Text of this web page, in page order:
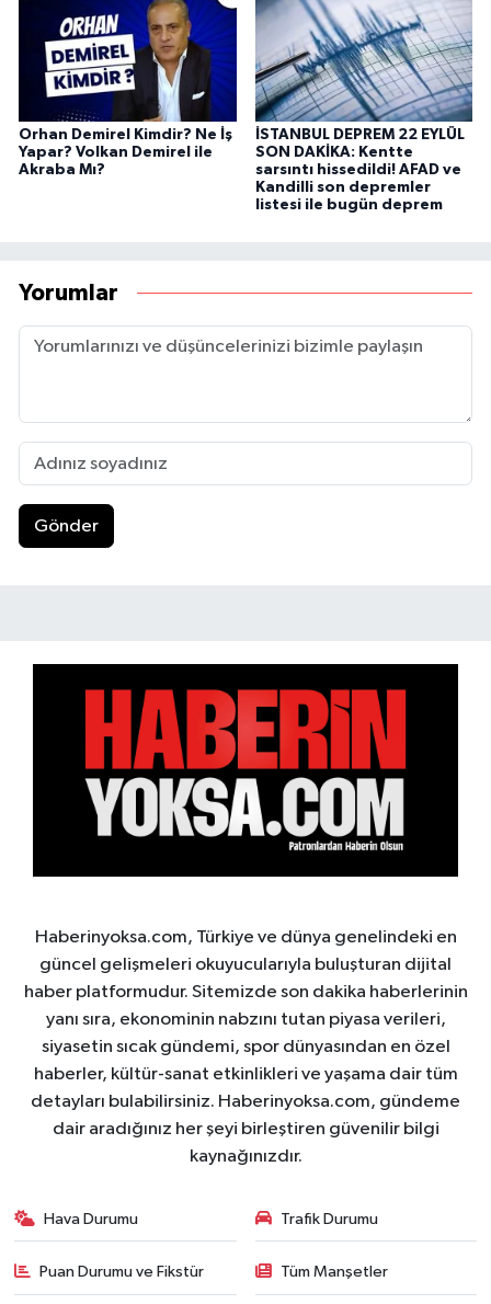
Orhan Demirel Kimdir? Ne İş
Yapar? Volkan Demirel ile
Akraba Mı?
İSTANBUL DEPREM 22 EYLÜL
SON DAKİKA: Kentte
sarsıntı hissedildi! AFAD ve
Kandilli son depremler
listesi ile bugün deprem
Yorumlar
Gönder
Haberinyoksa.com, Türkiye ve dünya genelindeki en
güncel gelişmeleri okuyucularıyla buluşturan dijital
haber platformudur. Sitemizde son dakika haberlerinin
yanı sıra, ekonominin nabzını tutan piyasa verileri,
siyasetin sıcak gündemi, spor dünyasından en özel
haberler, kültür-sanat etkinlikleri ve yaşama dair tüm
detayları bulabilirsiniz. Haberinyoksa.com, gündeme
dair aradığınız her şeyi birleştiren güvenilir bilgi
kaynağınızdır.
Hava Durumu Trafik Durumu
Puan Durumu ve Fikstür Tüm Manşetler